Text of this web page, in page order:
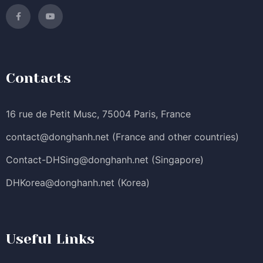
Contacts
16 rue de Petit Musc, 75004 Paris, France
contact@donghanh.net (France and other countries)
Contact-DHSing@donghanh.net (Singapore)
DHKorea@donghanh.net (Korea)
Useful Links